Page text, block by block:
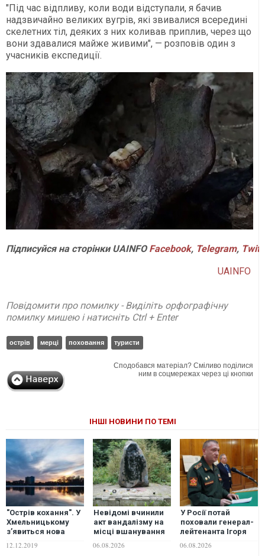
"Під час відпливу, коли води відступали, я бачив
надзвичайно великих вугрів, які звивалися всередині
скелетних тіл, деяких з них коливав приплив, через що
вони здавалися майже живими", — розповів один з
учасників експедиції.
Підписуйся на сторінки UAINFO Facebook, Telegram,
UAINFO
Повідомити про помилку - Виділіть орфографічну
помилку мишею і натисніть Ctrl + Enter
острів мерці поховання туристи
Сподобався матеріал? Сміливо поділися
ним в соцмережах через ці кнопки
ІНШІ НОВИНИ ПО ТЕМІ
"Острів кохання". У
Хмельницькому
з’явиться нова
родзинка для
туристів
12.12.2019
Невідомі вчинили
акт вандалізму на
місці вшанування
загиблих
українських воїнів
06.08.2026
У Росії потай
поховали генерал-
лейтенанта Ігоря
Єрусалимова:
ймовірно, він
06.08.2026